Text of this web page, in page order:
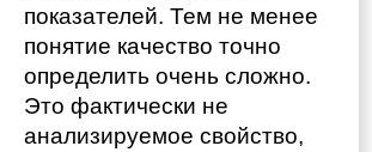
показателей. Тем не менее
понятие качество точно
определить очень сложно.
Это фактически не
анализируемое свойство,